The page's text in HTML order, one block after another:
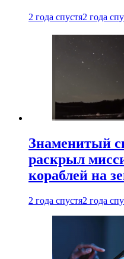
2 года спустя2 года
Знаменитый
раскрыл
кораблей на
2 года спустя2 года